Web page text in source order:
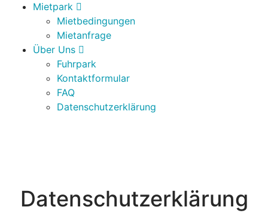
Mietpark
Mietbedingungen
Mietanfrage
Über Uns
Fuhrpark
Kontaktformular
FAQ
Datenschutzerklärung
Datenschutzerklärung